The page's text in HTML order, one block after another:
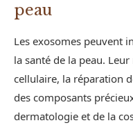
peau
Les exosomes peuvent
la santé de la peau.
cellulaire, la réparation
des composants
dermatologie et de la